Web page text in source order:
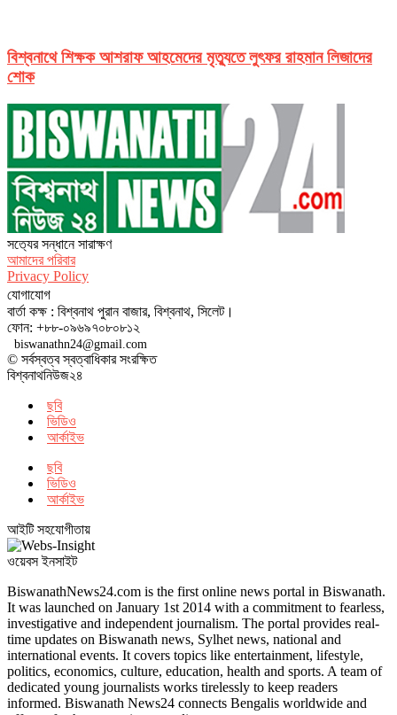
বিশ্বনাথে শিক্ষক আশরাফ আহমেদের মৃত্যুতে লুৎফর রাহমান লিজাদের
শোক
সত‌্যের সন্ধানে সারাক্ষণ
আমাদের পরিবার
Privacy Policy
যোগাযোগ
বার্তা কক্ষ : বিশ্বনাথ পুরান বাজার, বিশ্বনাথ, সিলেট।
ফোন: +৮৮-০৯৬৯৭০৮০৮১২
biswanathn24@gmail.com
© সর্বস্বত্ব স্বত্বাধিকার সংরক্ষিত
বিশ্বনাথনিউজ২৪
ছবি
ভিডিও
আর্কাইভ
ছবি
ভিডিও
আর্কাইভ
আইটি সহযোগীতায়
ওয়েবস ইনসাইট
BiswanathNews24.com is the first online news portal in Biswanath.
It was launched on January 1st 2014 with a commitment to fearless,
investigative and independent journalism. The portal provides real-
time updates on Biswanath news, Sylhet news, national and
international events. It covers topics like entertainment, lifestyle,
politics, economics, culture, education, health and sports. A team of
dedicated young journalists works tirelessly to keep readers
informed. Biswanath News24 connects Bengalis worldwide and